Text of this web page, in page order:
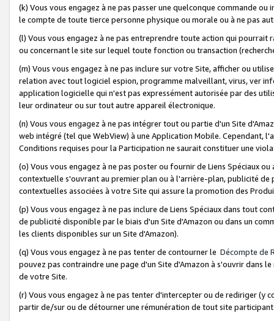
(k) Vous vous engagez à ne pas passer une quelconque commande
le compte de toute tierce personne physique ou morale ou à ne pas
(l) Vous vous engagez à ne pas entreprendre toute action qui
ou concernant le site sur lequel toute fonction ou transaction
(m) Vous vous engagez à ne pas inclure sur votre Site, afficher ou
relation avec tout logiciel espion, programme malveillant, virus, ver
application logicielle qui n'est pas expressément autorisée par des
leur ordinateur ou sur tout autre appareil électronique.
(n) Vous vous engagez à ne pas intégrer tout ou partie d'un Site
web intégré (tel que WebView) à une Application Mobile. Cependant,
Conditions requises pour la Participation ne saurait constituer une
(o) Vous vous engagez à ne pas poster ou fournir de Liens Spéciaux
contextuelle s'ouvrant au premier plan ou à l'arrière-plan, publicité
contextuelles associées à votre Site qui assure la promotion des
(p) Vous vous engagez à ne pas inclure de Liens Spéciaux dans tout
de publicité disponible par le biais d'un Site d'Amazon ou dans un
les clients disponibles sur un Site d'Amazon).
(q) Vous vous engagez à ne pas tenter de contourner le Décompte de
pouvez pas contraindre une page d'un Site d'Amazon à s'ouvrir dans
de votre Site.
(r) Vous vous engagez à ne pas tenter d'intercepter ou de rediriger
partir de/sur ou de détourner une rémunération de tout site